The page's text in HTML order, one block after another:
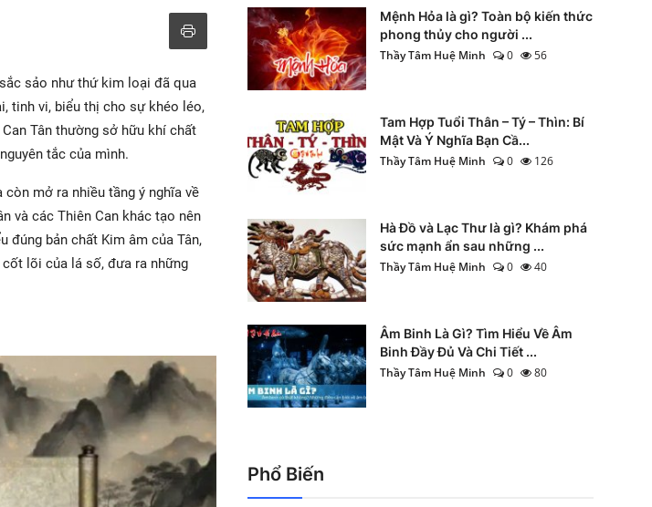
sảo như thứ kim loại đã qua
tinh vi, biểu thị cho sự khéo léo,
Tân thường sở hữu khí chất
tắc của mình.
mở ra nhiều tầng ý nghĩa về
và các Thiên Can khác tạo nên
bản chất Kim âm của Tân,
lõi của lá số, đưa ra những
Mệnh Hỏa là gì? Toàn bộ kiến thức
phong thủy cho người ...
Thầy Tâm Huệ Minh
0 56
Tam Hợp Tuổi Thân – Tý – Thìn: Bí
Mật Và Ý Nghĩa Bạn Cầ...
Thầy Tâm Huệ Minh
0 126
Hà Đồ và Lạc Thư là gì? Khám phá
sức mạnh ẩn sau những ...
Thầy Tâm Huệ Minh
0 40
Âm Binh Là Gì? Tìm Hiểu Về Âm
Binh Đầy Đủ Và Chi Tiết ...
Thầy Tâm Huệ Minh
0 80
Phổ Biến